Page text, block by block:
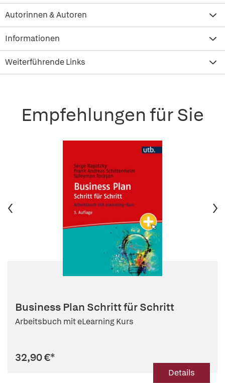
Autorinnen & Autoren
Informationen
Weiterführende Links
Empfehlungen für Sie
Business Plan Schritt für Schritt
Arbeitsbuch mit eLearning Kurs
32,90 €*
Details